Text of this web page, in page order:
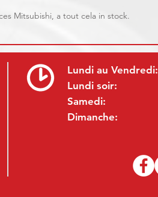
Mitsubishi, a tout cela in stock.
Lundi au Vendredi:
Lundi soir:
Samedi:
Dimanche: